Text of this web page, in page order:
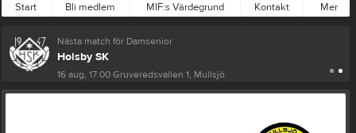
Start Bli medlem MIF:s Värdegrund Kontakt Mer
Nästa match för Damsenior
Holsby SK
16 aug, 17:00Gruveredsvallen 1, Mullsjö